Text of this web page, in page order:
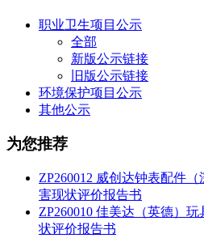
职业卫生项目公示
全部
新版公示链接
旧版公示链接
环境保护项目公示
其他公示
为您推荐
ZP260012 威创达钟表配件
害现状评价报告书
ZP260010 佳美达（英德）
状评价报告书